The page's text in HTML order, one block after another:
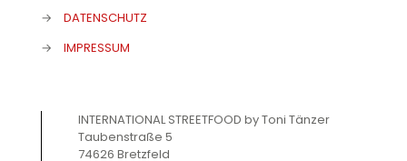
→
DATENSCHUTZ
→
IMPRESSUM
INTERNATIONAL STREETFOOD by Toni Tänzer
Taubenstraße 5
74626 Bretzfeld